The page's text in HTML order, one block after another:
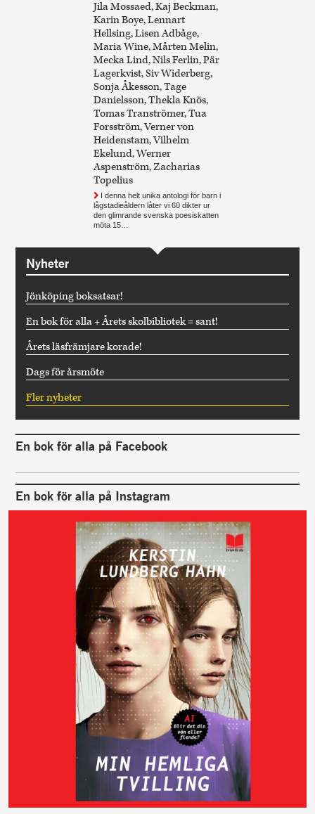
Jila Mossaed, Kaj Beckman,
Karin Boye, Lennart
Hellsing, Lisen Adbåge,
Maria Wine, Mårten Melin,
Mecka Lind, Nils Ferlin, Pär
Lagerkvist, Siv Widerberg,
Sonja Åkesson, Tage
Danielsson, Thekla Knös,
Tomas Tranströmer, Tua
Forsström, Verner von
Heidenstam, Vilhelm
Ekelund, Werner
Aspenström, Zacharias
Topelius
I denna helt unika antologi för barn i
lågstadieåldern låter vi 60 dikter ur
den glimrande svenska poesiskatten
möta 15…
Nyheter
Jönköping boksatsar!
En bok för alla + Årets skolbibliotek = sant!
Årets läsfrämjare korade!
Dags för årsmöte
Fler nyheter
En bok för alla på Facebook
En bok för alla på Instagram